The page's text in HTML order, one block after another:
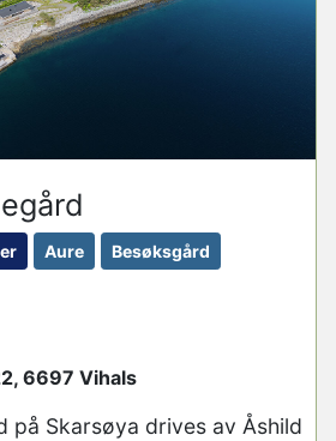
Aure Besøksgård
6697 Vihals
på Skarsøya drives av Åshild